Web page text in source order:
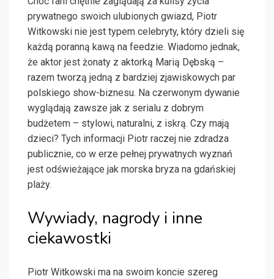
prywatnego swoich ulubionych gwiazd, Piotr
Witkowski nie jest typem celebryty, który dzieli się
każdą poranną kawą na feedzie. Wiadomo jednak,
że aktor jest żonaty z aktorką Marią Dębską –
razem tworzą jedną z bardziej zjawiskowych par
polskiego show-biznesu. Na czerwonym dywanie
wyglądają zawsze jak z serialu z dobrym
budżetem – stylowi, naturalni, z iskrą. Czy mają
dzieci? Tych informacji Piotr raczej nie zdradza
publicznie, co w erze pełnej prywatnych wyznań
jest odświeżające jak morska bryza na gdańskiej
plaży.
Wywiady, nagrody i inne
ciekawostki
Piotr Witkowski ma na swoim koncie szereg